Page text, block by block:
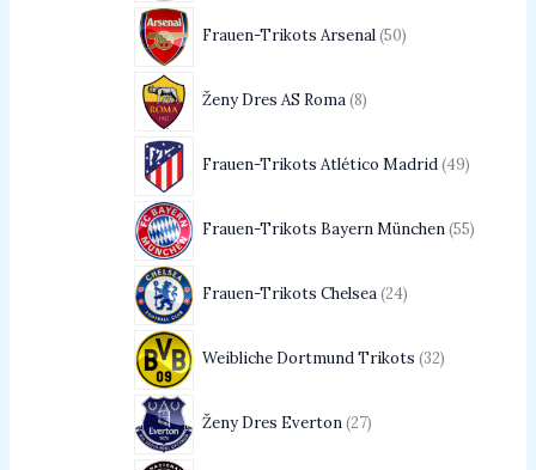
Frauen-Trikots Arsenal 50
Ženy Dres AS Roma 8
Frauen-Trikots Atlético Madrid 49
Frauen-Trikots Bayern München 55
Frauen-Trikots Chelsea 24
Weibliche Dortmund Trikots 32
Ženy Dres Everton 27